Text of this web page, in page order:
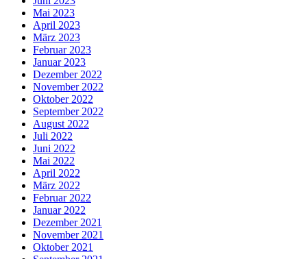
Mai 2023
April 2023
März 2023
Februar 2023
Januar 2023
Dezember 2022
November 2022
Oktober 2022
September 2022
August 2022
Juli 2022
Juni 2022
Mai 2022
April 2022
März 2022
Februar 2022
Januar 2022
Dezember 2021
November 2021
Oktober 2021